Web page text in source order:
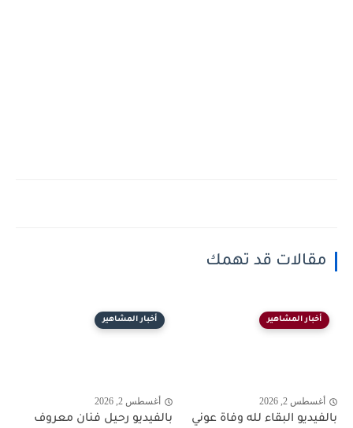
مقالات قد تهمك
أخبار المشاهير
أغسطس 2, 2026
بالفيديو البقاء لله وفاة عوني
أخبار المشاهير
أغسطس 2, 2026
بالفيديو رحيل فنان معروف